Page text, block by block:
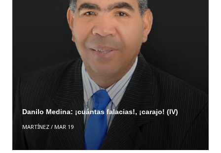
Danilo Medina: ¡cuántas falacias!, ¡carajo! (IV)
MARTÍNEZ/ MAR 19